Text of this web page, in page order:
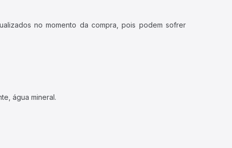
no momento da compra, pois podem sofrer
água mineral.